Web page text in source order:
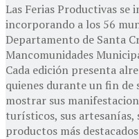
Las Ferias Productivas se
incorporando a los 56
Departamento de Santa
Mancomunidades
Cada edición presenta
quienes durante un fin de
mostrar sus
turísticos, sus artesanías,
productos más